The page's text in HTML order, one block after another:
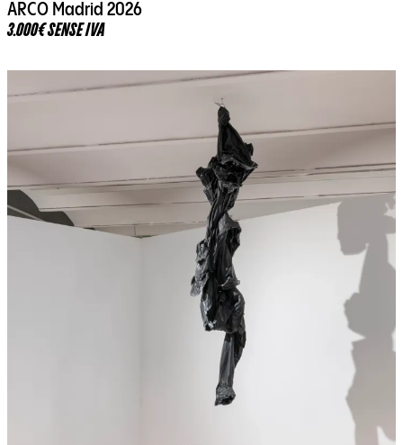
ARCO Madrid 2026
3.000€ SENSE IVA